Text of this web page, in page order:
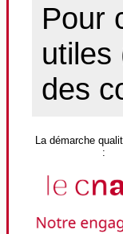
Pour
utiles
des
La démarche
: